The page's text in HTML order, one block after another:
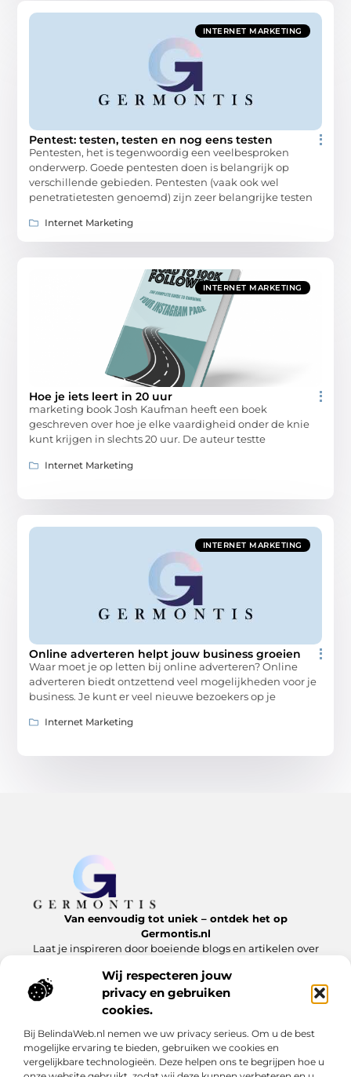
Wij respecteren jouw
privacy en gebruiken
cookies.
Bij BelindaWeb.nl nemen we uw privacy serieus. Om u de best
mogelijke ervaring te bieden, gebruiken we cookies en
vergelijkbare technologieën. Deze helpen ons te begrijpen hoe u
INTERNET MARKETING
Pentest: testen, testen en nog eens testen
Pentesten, het is tegenwoordig een veelbesproken
onderwerp. Goede pentesten doen is belangrijk op
verschillende gebieden. Pentesten (vaak ook wel
penetratietesten genoemd) zijn zeer belangrijke testen
Internet Marketing
INTERNET MARKETING
Hoe je iets leert in 20 uur
marketing book Josh Kaufman heeft een boek
geschreven over hoe je elke vaardigheid onder de knie
kunt krijgen in slechts 20 uur. De auteur testte
Internet Marketing
INTERNET MARKETING
Online adverteren helpt jouw business groeien
Waar moet je op letten bij online adverteren? Online
adverteren biedt ontzettend veel mogelijkheden voor je
business. Je kunt er veel nieuwe bezoekers op je
Internet Marketing
Van eenvoudig tot uniek – ontdek het op
Germontis.nl
Laat je inspireren door boeiende blogs en artikelen over
Bericht categorie
Onze informatie